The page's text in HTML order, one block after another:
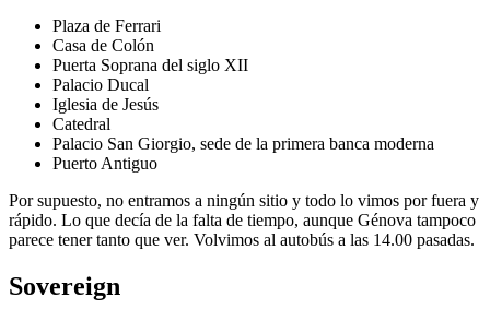
Plaza de Ferrari
Casa de Colón
Puerta Soprana del siglo XII
Palacio Ducal
Iglesia de Jesús
Catedral
Palacio San Giorgio, sede de la primera banca moderna
Puerto Antiguo
Por supuesto, no entramos a ningún sitio y todo lo vimos por fuera y
rápido. Lo que decía de la falta de tiempo, aunque Génova tampoco
parece tener tanto que ver. Volvimos al autobús a las 14.00 pasadas.
Sovereign